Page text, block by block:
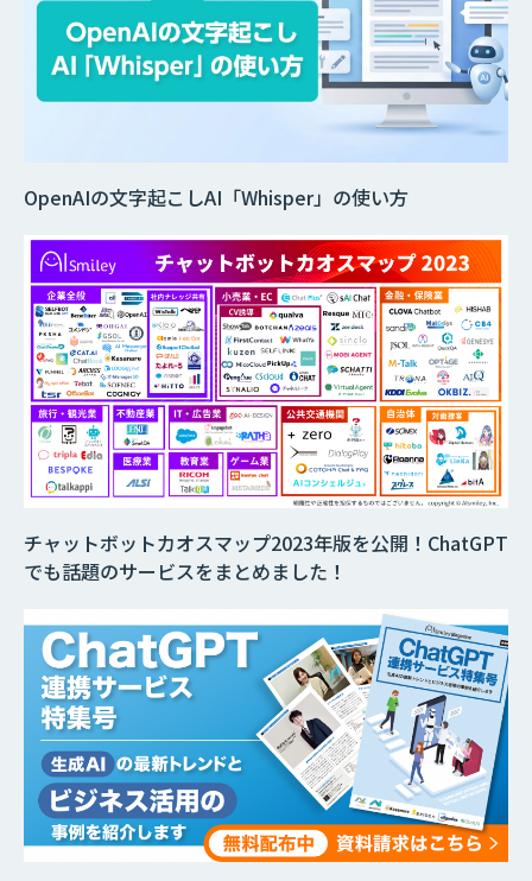
チャットボットカオスマップ2023年版を公開！ChatGPT
でも話題のサービスをまとめました！
OpenAIの文字起こしAI「Whisper」の使い方